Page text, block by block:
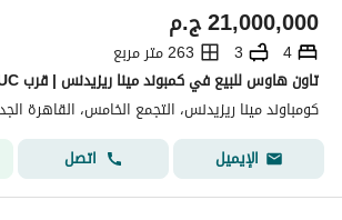
ج.م21,000,000
4
3
263 متر مربع
تاون هاوس للبيع في كمبوند مينا ريزيدنس | قرب AUC
كومباوند مينا ريزيدنس، التجمع الخامس، القاهرة
الإيميل
اتصل